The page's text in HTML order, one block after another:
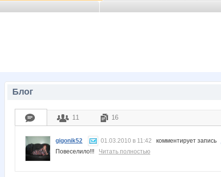
Блог
11 16
gigonik52 01.03.2010 в 11:42 комментирует запись
Повеселило!!! Читать полностью